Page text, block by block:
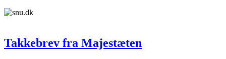
Takkebrev fra Majestæten